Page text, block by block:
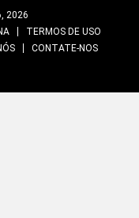
2026
TERMOS DE USO
CONTATE-NOS